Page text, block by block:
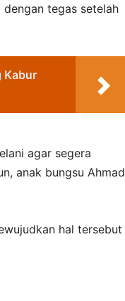
dengan tegas setelah
Kabur
agar segera
anak bungsu Ahmad
hal tersebut